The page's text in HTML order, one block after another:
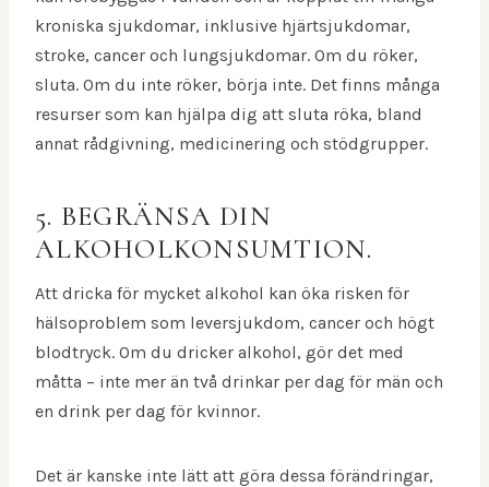
kroniska sjukdomar, inklusive hjärtsjukdomar,
stroke, cancer och lungsjukdomar. Om du röker,
sluta. Om du inte röker, börja inte. Det finns många
resurser som kan hjälpa dig att sluta röka, bland
annat rådgivning, medicinering och stödgrupper.
5. BEGRÄNSA DIN
ALKOHOLKONSUMTION.
Att dricka för mycket alkohol kan öka risken för
hälsoproblem som leversjukdom, cancer och högt
blodtryck. Om du dricker alkohol, gör det med
måtta – inte mer än två drinkar per dag för män och
en drink per dag för kvinnor.
Det är kanske inte lätt att göra dessa förändringar,